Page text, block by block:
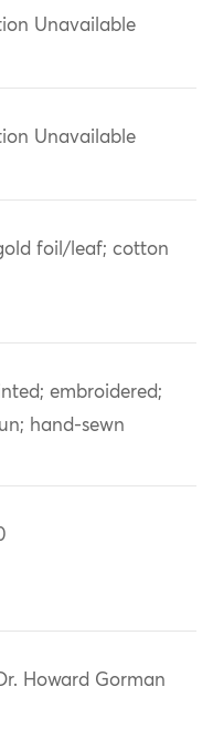
Unavailable
Unavailable
foil/leaf; cotton
embroidered;
hand-sewn
Howard Gorman